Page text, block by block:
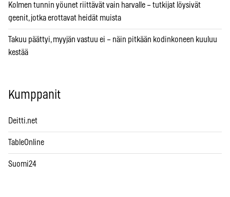
Kolmen tunnin yöunet riittävät vain harvalle – tutkijat löysivät
geenit, jotka erottavat heidät muista
Takuu päättyi, myyjän vastuu ei – näin pitkään kodinkoneen kuuluu
kestää
Kumppanit
Deitti.net
TableOnline
Suomi24